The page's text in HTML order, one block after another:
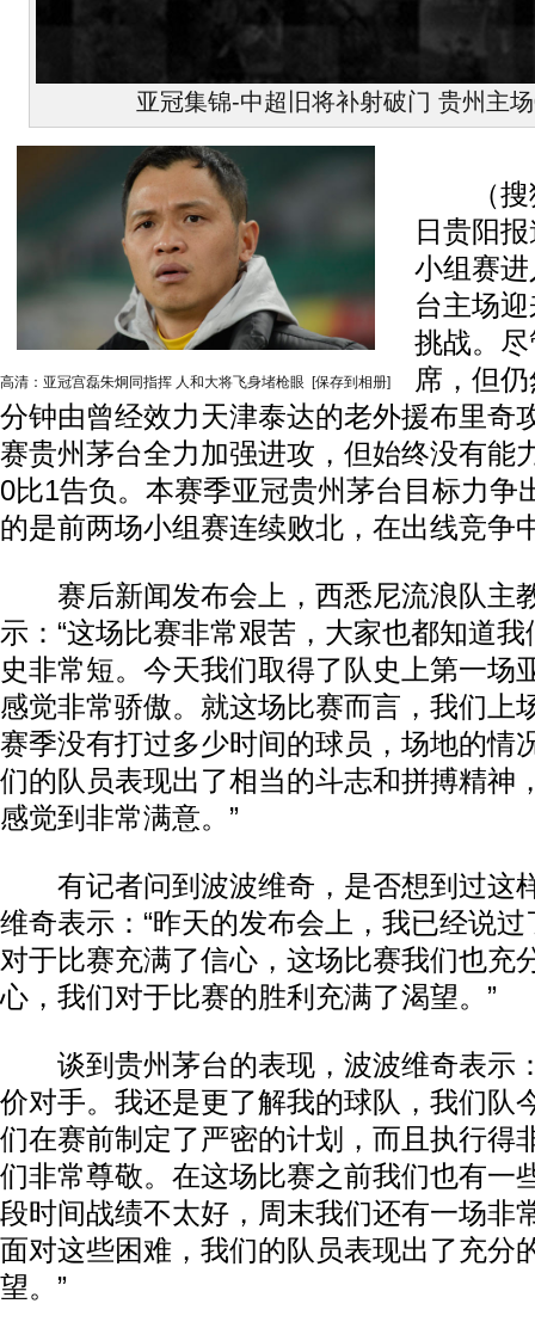
亚冠集锦-中超旧将补射破门 贵州主
高清：亚冠宫磊朱炯同指挥 人和大将飞身堵枪眼 [保存到相册]
（搜
日贵阳
小组赛
台主场
挑战。
席，但
分钟由曾经效力天津泰达的老外援布里奇
赛贵州茅台全力加强进攻，但始终没有能
0比1告负。本赛季亚冠贵州茅台目标力争
的是前两场小组赛连续败北，在出线竞争
赛后新闻发布会上，西悉尼流浪队主
示：“这场比赛非常艰苦，大家也都知道
史非常短。今天我们取得了队史上第一场
感觉非常骄傲。就这场比赛而言，我们上
赛季没有打过多少时间的球员，场地的情
们的队员表现出了相当的斗志和拼搏精神
感觉到非常满意。”
有记者问到波波维奇，是否想到过这
维奇表示：“昨天的发布会上，我已经说
对于比赛充满了信心，这场比赛我们也充
心，我们对于比赛的胜利充满了渴望。”
谈到贵州茅台的表现，波波维奇表示
价对手。我还是更了解我的球队，我们队
们在赛前制定了严密的计划，而且执行得
们非常尊敬。在这场比赛之前我们也有一
段时间战绩不太好，周末我们还有一场非
面对这些困难，我们的队员表现出了充分
望。”